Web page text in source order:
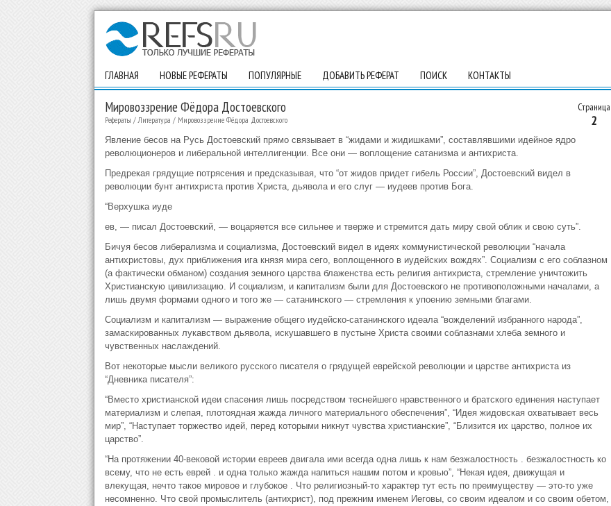
ГЛАВНАЯ НОВЫЕ РЕФЕРАТЫ ПОПУЛЯРНЫЕ ДОБАВИТЬ РЕФЕРАТ ПОИСК КОНТАКТЫ
Страница
2
Мировоззрение Фёдора Достоевского
Рефераты /Литература / Мировоззрение Фёдора Достоевского
Явление бесов на Русь Достоевский прямо связывает в “жидами и жидишками”, составлявшими идейное ядро
революционеров и либеральной интеллигенции. Все они — воплощение сатанизма и антихриста.
Предрекая грядущие потрясения и предсказывая, что “от жидов придет гибель России”, Достоевский видел в
революции бунт антихриста против Христа, дьявола и его слуг — иудеев против Бога.
“Верхушка иуде
ев, — писал Достоевский, — воцаряется все сильнее и тверже и стремится дать миру свой облик и свою суть”.
Бичуя бесов либерализма и социализма, Достоевский видел в идеях коммунистической революции “начала
антихристовы, дух приближения ига князя мира сего, воплощенного в иудейских вождях”. Социализм с его соблазном
(а фактически обманом) создания земного царства блаженства есть религия антихриста, стремление уничтожить
Христианскую цивилизацию. И социализм, и капитализм были для Достоевского не противоположными началами, а
лишь двумя формами одного и того же — сатанинского — стремления к упоению земными благами.
Социализм и капитализм — выражение общего иудейско-сатанинского идеала “вожделений избранного народа”,
замаскированных лукавством дьявола, искушавшего в пустыне Христа своими соблазнами хлеба земного и
чувственных наслаждений.
Вот некоторые мысли великого русского писателя о грядущей еврейской революции и царстве антихриста из
“Дневника писателя”:
“Вместо христианской идеи спасения лишь посредством теснейшего нравственного и братского единения наступает
материализм и слепая, плотоядная жажда личного материального обеспечения”, “Идея жидовская охватывает весь
мир”, “Наступает торжество идей, перед которыми никнут чувства христианские”, “Близится их царство, полное их
царство”.
“На протяжении 40-вековой истории евреев двигала ими всегда одна лишь к нам безжалостность . безжалостность ко
всему, что не есть еврей . и одна только жажда напиться нашим потом и кровью”, “Некая идея, движущая и
влекущая, нечто такое мировое и глубокое . Что религиозный-то характер тут есть по преимуществу — это-то уже
несомненно. Что свой промыслитель (антихрист), под прежним именем Иеговы, со своим идеалом и со своим обетом,